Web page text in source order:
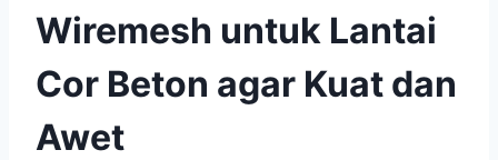
Wiremesh untuk Lantai
Cor Beton agar Kuat dan
Awet